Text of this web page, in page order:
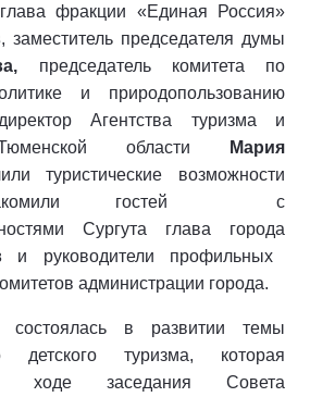
фракции «Единая Россия»
, заместитель председателя думы
председатель комитета по
и природопользованию
Агентства туризма и
области
Мария
туристические возможности
гостей с
Сургута глава города
и руководители профильных
администрации города.
состоялась в развитии темы
детского туризма, которая
ходе заседания Совета